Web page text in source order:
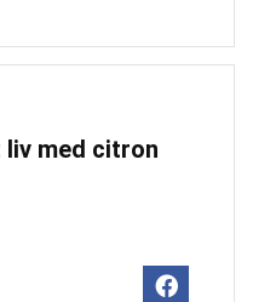
liv med citron